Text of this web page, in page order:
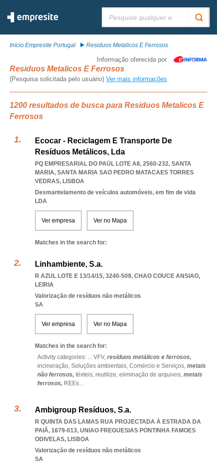
Início Empresite Portugal Residuos Metalicos E Ferrosos
Informação oferecida por
Residuos Metalicos E Ferrosos
(Pesquisa solicitada pelo usuário) Ver mais informações
1200 resultados de busca para Residuos Metalicos E
Ferrosos
Ecocar - Reciclagem E Transporte De
Resíduos Metálicos, Lda
PQ EMPRESARIAL DO PAÚL LOTE A8, 2560-232, SANTA
MARIA, SANTA MARIA SAO PEDRO MATACAES TORRES
VEDRAS, LISBOA
Desmantelamento de veículos automóveis, em fim de vida
LDA
Ver empresa Ver no Mapa
Matches in the search for:
Linhambiente, S.a.
R AZUL LOTE E 13/14/15, 3240-509, CHAO COUCE ANSIAO,
LEIRIA
Valorização de resíduos não metálicos
SA
Ver empresa Ver no Mapa
Matches in the search for:
Activity categories: ... VFV, resíduos metálicos e ferrosos,
incineração, Soluções ambientais, Comércio e Serviços, metais
não ferrosos, téxteis, reutilize, eliminação de arquivos, metais
ferrosos, REEs...
Ambigroup Resíduos, S.a.
R QUINTA DAS LAMAS RUA PROJECTADA À ESTRADA DA
PAIÃ, 1679-013, UNIAO FREGUESIAS PONTINHA FAMOES
ODIVELAS, LISBOA
Valorização de resíduos não metálicos
SA